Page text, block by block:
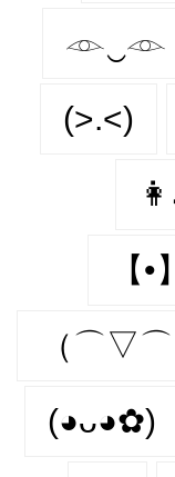
𓁹‿𓁹
(>.<)
【•
（⌒▽⌒
(◕ᴗ◕✿)